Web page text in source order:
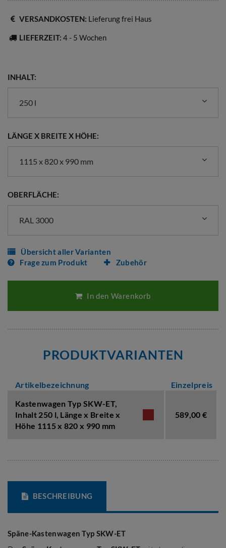
VERSANDKOSTEN: Lieferung frei Haus
LIEFERZEIT: 4 - 5 Wochen
INHALT:
250 l
LÄNGE X BREITE X HÖHE:
1115 x 820 x 990 mm
OBERFLÄCHE:
RAL 3000
Übersicht aller Varianten
Frage zum Produkt
Zubehör
In den Warenkorb
PRODUKTVARIANTEN
Artikelbezeichnung
Einzelpreis
Kastenwagen Typ SKW-ET,
Inhalt 250 l, Länge x Breite x
Höhe 1115 x 820 x 990 mm
589,00 €
BESCHREIBUNG
Späne-Kastenwagen Typ SKW-ET